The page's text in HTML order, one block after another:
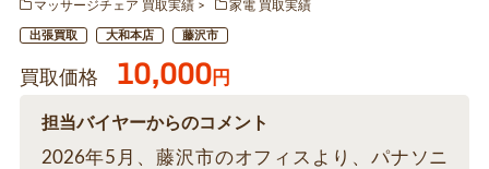
マッサージチェア 買取実績
家電 買取実績
出張買取 大和本店 藤沢市
買取価格 10,000円
担当バイヤーからのコメント
2026年5月、藤沢市のオフィスより、パナソニ